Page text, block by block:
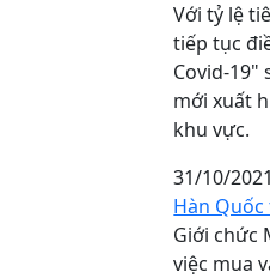
Với tỷ lệ
tiếp tục
Covid-19"
mới xuất
khu vực.
31/10/2021
Hàn
Giới chức
việc mua